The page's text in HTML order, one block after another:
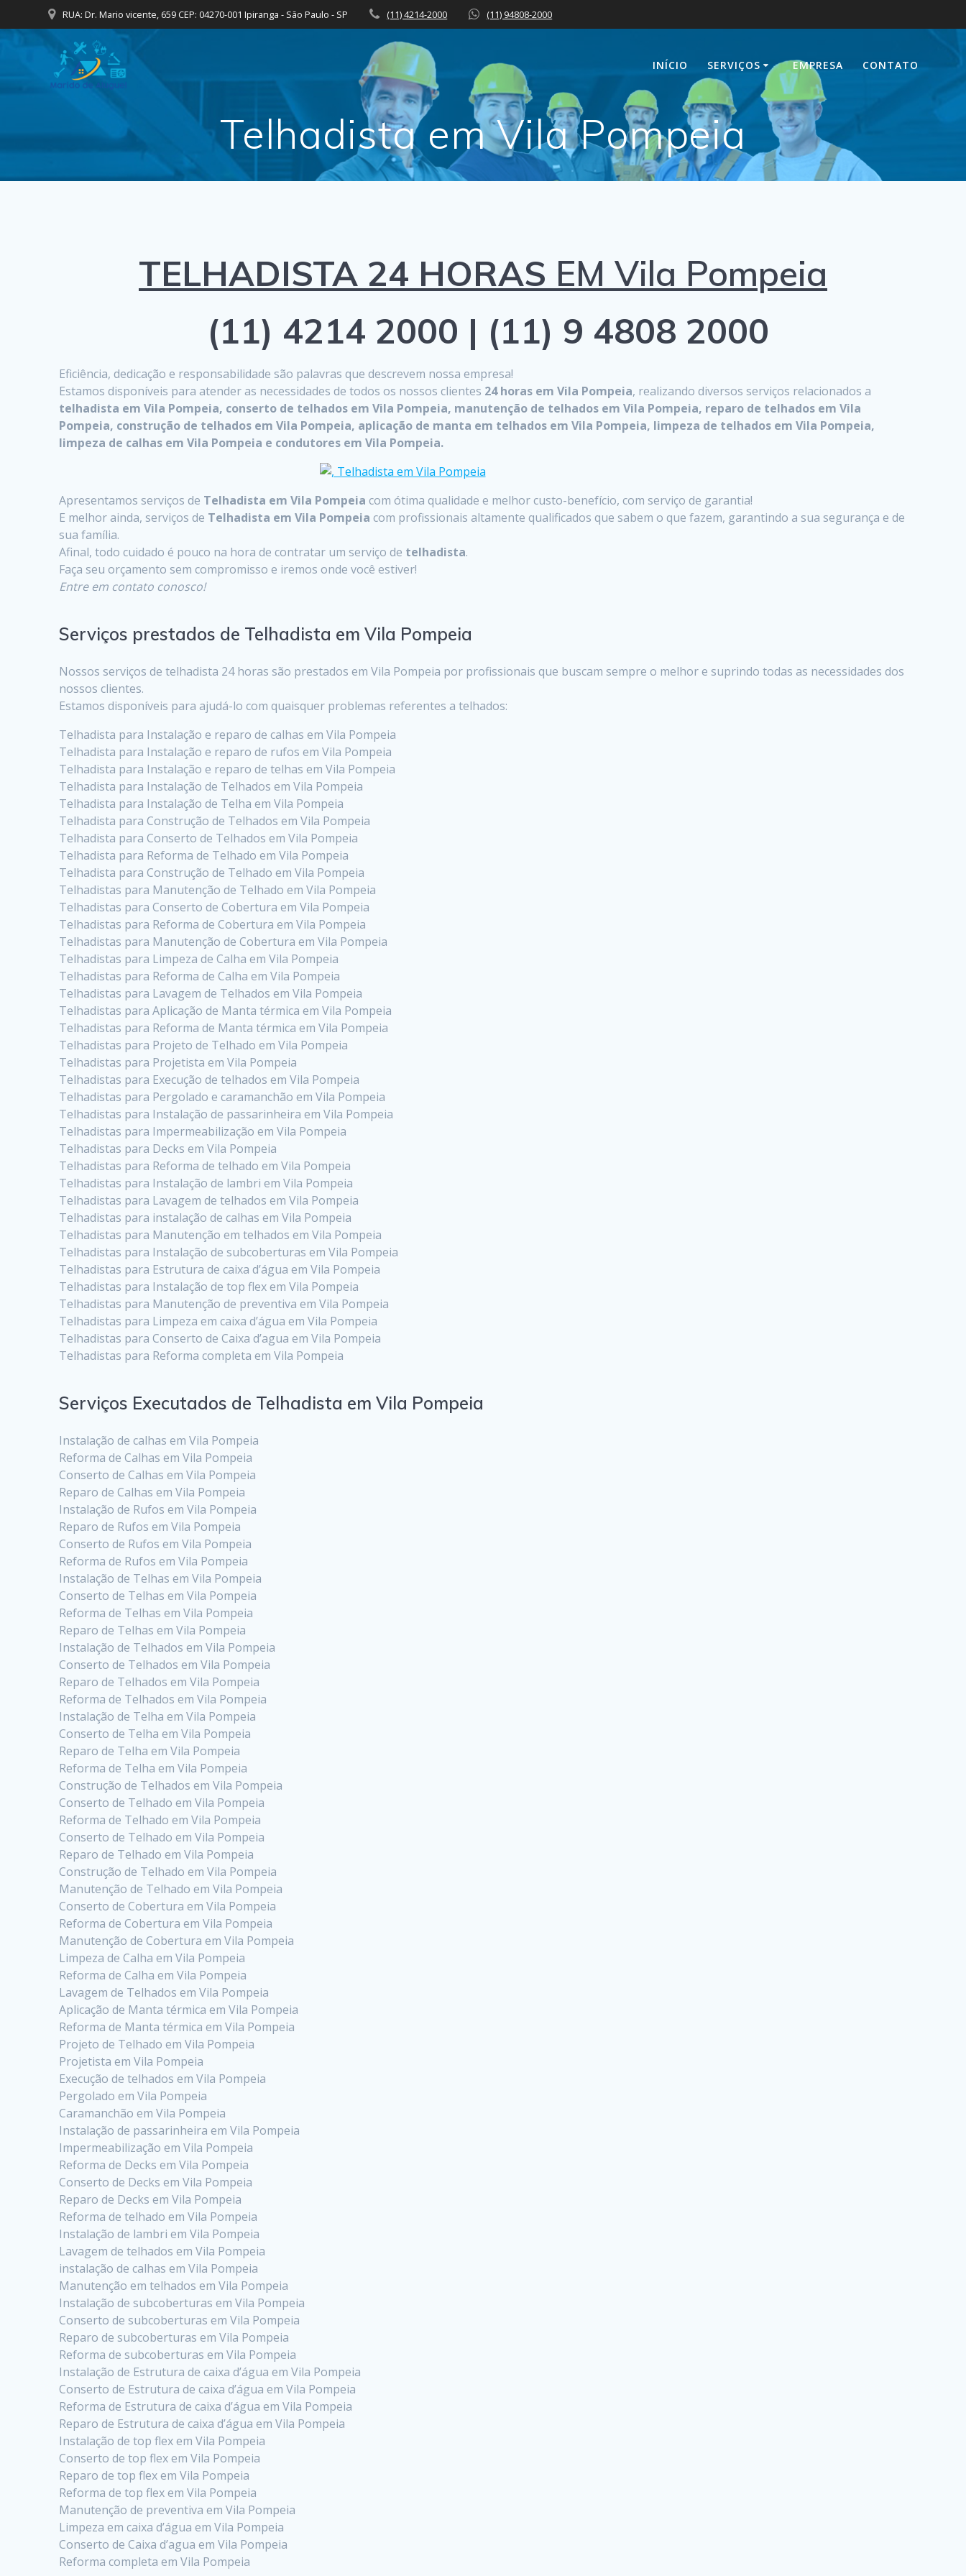
to
RUA: Dr. Mario vicente, 659 CEP: 04270-001 Ipiranga - São Paulo - SP (11) 4214-2000 (11) 94808-2000
INÍCIO SERVIÇOS EMPRESA CONTATO
Telhadista em Vila Pompeia
TELHADISTA 24 HORAS EM Vila Pompeia
(11) 4214 2000 | (11) 9 4808 2000
Eficiência, dedicação e responsabilidade são palavras que descrevem nossa empresa!
Estamos disponíveis para atender as necessidades de todos os nossos clientes 24 horas em Vila Pompeia, realizando diversos serviços relacionados a
telhadista em Vila Pompeia, conserto de telhados em Vila Pompeia, manutenção de telhados em Vila Pompeia, reparo de telhados em Vila
Pompeia, construção de telhados em Vila Pompeia, aplicação de manta em telhados em Vila Pompeia, limpeza de telhados em Vila Pompeia,
limpeza de calhas em Vila Pompeia e condutores em Vila Pompeia.
Apresentamos serviços de Telhadista em Vila Pompeia com ótima qualidade e melhor custo-benefício, com serviço de garantia!
E melhor ainda, serviços de Telhadista em Vila Pompeia com profissionais altamente qualificados que sabem o que fazem, garantindo a sua segurança e de
sua família.
Afinal, todo cuidado é pouco na hora de contratar um serviço de telhadista.
Faça seu orçamento sem compromisso e iremos onde você estiver!
Entre em contato conosco!
Serviços prestados de Telhadista em Vila Pompeia
Nossos serviços de telhadista 24 horas são prestados em Vila Pompeia por profissionais que buscam sempre o melhor e suprindo todas as necessidades dos
nossos clientes.
Estamos disponíveis para ajudá-lo com quaisquer problemas referentes a telhados:
Telhadista para Instalação e reparo de calhas em Vila Pompeia
Telhadista para Instalação e reparo de rufos em Vila Pompeia
Telhadista para Instalação e reparo de telhas em Vila Pompeia
Telhadista para Instalação de Telhados em Vila Pompeia
Telhadista para Instalação de Telha em Vila Pompeia
Telhadista para Construção de Telhados em Vila Pompeia
Telhadista para Conserto de Telhados em Vila Pompeia
Telhadista para Reforma de Telhado em Vila Pompeia
Telhadista para Construção de Telhado em Vila Pompeia
Telhadistas para Manutenção de Telhado em Vila Pompeia
Telhadistas para Conserto de Cobertura em Vila Pompeia
Telhadistas para Reforma de Cobertura em Vila Pompeia
Telhadistas para Manutenção de Cobertura em Vila Pompeia
Telhadistas para Limpeza de Calha em Vila Pompeia
Telhadistas para Reforma de Calha em Vila Pompeia
Telhadistas para Lavagem de Telhados em Vila Pompeia
Telhadistas para Aplicação de Manta térmica em Vila Pompeia
Telhadistas para Reforma de Manta térmica em Vila Pompeia
Telhadistas para Projeto de Telhado em Vila Pompeia
Telhadistas para Projetista em Vila Pompeia
Telhadistas para Execução de telhados em Vila Pompeia
Telhadistas para Pergolado e caramanchão em Vila Pompeia
Telhadistas para Instalação de passarinheira em Vila Pompeia
Telhadistas para Impermeabilização em Vila Pompeia
Telhadistas para Decks em Vila Pompeia
Telhadistas para Reforma de telhado em Vila Pompeia
Telhadistas para Instalação de lambri em Vila Pompeia
Telhadistas para Lavagem de telhados em Vila Pompeia
Telhadistas para instalação de calhas em Vila Pompeia
Telhadistas para Manutenção em telhados em Vila Pompeia
Telhadistas para Instalação de subcoberturas em Vila Pompeia
Telhadistas para Estrutura de caixa d’água em Vila Pompeia
Telhadistas para Instalação de top flex em Vila Pompeia
Telhadistas para Manutenção de preventiva em Vila Pompeia
Telhadistas para Limpeza em caixa d’água em Vila Pompeia
Telhadistas para Conserto de Caixa d’agua em Vila Pompeia
Telhadistas para Reforma completa em Vila Pompeia
Serviços Executados de Telhadista em Vila Pompeia
Instalação de calhas em Vila Pompeia
Reforma de Calhas em Vila Pompeia
Conserto de Calhas em Vila Pompeia
Reparo de Calhas em Vila Pompeia
Instalação de Rufos em Vila Pompeia
Reparo de Rufos em Vila Pompeia
Conserto de Rufos em Vila Pompeia
Reforma de Rufos em Vila Pompeia
Instalação de Telhas em Vila Pompeia
Conserto de Telhas em Vila Pompeia
Reforma de Telhas em Vila Pompeia
Reparo de Telhas em Vila Pompeia
Instalação de Telhados em Vila Pompeia
Conserto de Telhados em Vila Pompeia
Reparo de Telhados em Vila Pompeia
Reforma de Telhados em Vila Pompeia
Instalação de Telha em Vila Pompeia
Conserto de Telha em Vila Pompeia
Reparo de Telha em Vila Pompeia
Reforma de Telha em Vila Pompeia
Construção de Telhados em Vila Pompeia
Conserto de Telhado em Vila Pompeia
Reforma de Telhado em Vila Pompeia
Conserto de Telhado em Vila Pompeia
Reparo de Telhado em Vila Pompeia
Construção de Telhado em Vila Pompeia
Manutenção de Telhado em Vila Pompeia
Conserto de Cobertura em Vila Pompeia
Reforma de Cobertura em Vila Pompeia
Manutenção de Cobertura em Vila Pompeia
Limpeza de Calha em Vila Pompeia
Reforma de Calha em Vila Pompeia
Lavagem de Telhados em Vila Pompeia
Aplicação de Manta térmica em Vila Pompeia
Reforma de Manta térmica em Vila Pompeia
Projeto de Telhado em Vila Pompeia
Projetista em Vila Pompeia
Execução de telhados em Vila Pompeia
Pergolado em Vila Pompeia
Caramanchão em Vila Pompeia
Instalação de passarinheira em Vila Pompeia
Impermeabilização em Vila Pompeia
Reforma de Decks em Vila Pompeia
Conserto de Decks em Vila Pompeia
Reparo de Decks em Vila Pompeia
Reforma de telhado em Vila Pompeia
Instalação de lambri em Vila Pompeia
Lavagem de telhados em Vila Pompeia
instalação de calhas em Vila Pompeia
Manutenção em telhados em Vila Pompeia
Instalação de subcoberturas em Vila Pompeia
Conserto de subcoberturas em Vila Pompeia
Reparo de subcoberturas em Vila Pompeia
Reforma de subcoberturas em Vila Pompeia
Instalação de Estrutura de caixa d’água em Vila Pompeia
Conserto de Estrutura de caixa d’água em Vila Pompeia
Reforma de Estrutura de caixa d’água em Vila Pompeia
Reparo de Estrutura de caixa d’água em Vila Pompeia
Instalação de top flex em Vila Pompeia
Conserto de top flex em Vila Pompeia
Reparo de top flex em Vila Pompeia
Reforma de top flex em Vila Pompeia
Manutenção de preventiva em Vila Pompeia
Limpeza em caixa d’água em Vila Pompeia
Conserto de Caixa d’agua em Vila Pompeia
Reforma completa em Vila Pompeia